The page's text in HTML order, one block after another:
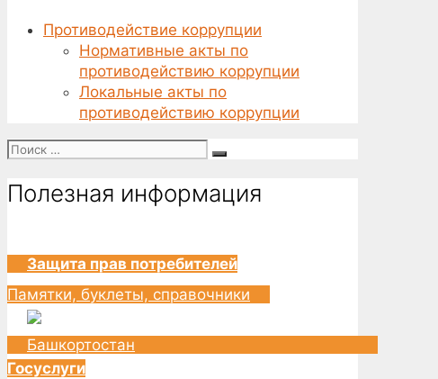
Противодействие коррупции
Нормативные акты по
противодействию коррупции
Локальные акты по
противодействию коррупции
Поиск
Полезная информация
Защита прав потребителей
Памятки, буклеты, справочники
Госуслуги